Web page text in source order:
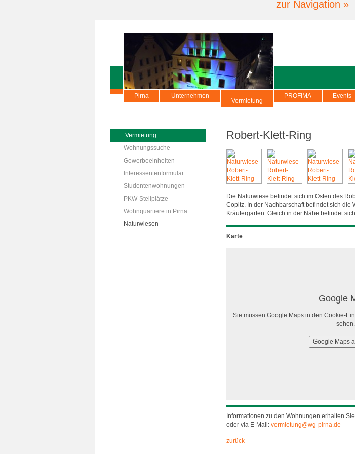
zur Navigation »
Pirna Unternehmen
Vermietung
PROFIMA Events
Vermietung
Wohnungssuche
Gewerbeeinheiten
Interessentenformular
Studentenwohnungen
PKW-Stellplätze
Wohnquartiere in Pirna
Naturwiesen
Robert-Klett-Ring
Die Naturwiese befindet sich im Osten des
Copitz. In der Nachbarschaft befindet sich die
Kräutergarten. Gleich in der Nähe befindet
Karte
Google
Sie müssen Google Maps in den Cookie-
sehen.
Google Maps
Informationen zu den Wohnungen erhalten
oder via E-Mail: vermietung@wg-pirna.de
zurück